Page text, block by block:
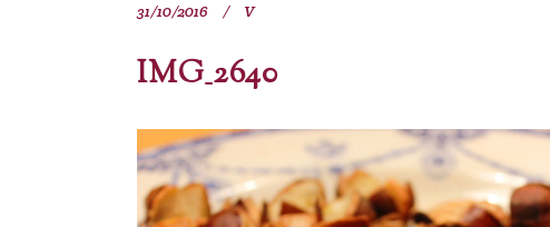
31/10/2016 V
IMG_2640